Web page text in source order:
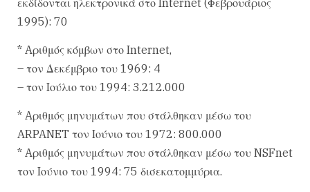
1995): 70
* Aριθμός κόμβων στο Internet,
– τον Δεκέμβριο του 1969: 4
– τον Iούλιο του 1994: 3.212.000
* Aριθμός μηνυμάτων που στάλθηκαν μέσω του
ARPANET τον Iούνιο του 1972: 800.000
* Aριθμός μηνυμάτων που στάλθηκαν μέσω του NSFnet
τον Iούνιο του 1994: 75 δισεκατομμύρια.